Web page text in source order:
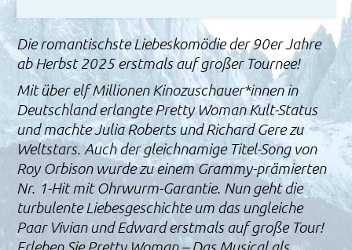
Die romantischste Liebeskomödie der 90er Jahre
ab Herbst 2025 erstmals auf großer Tournee!
Mit über elf Millionen Kinozuschauer*innen in
Deutschland erlangte Pretty Woman Kult-Status
und machte Julia Roberts und Richard Gere zu
Weltstars. Auch der gleichnamige Titel-Song von
Roy Orbison wurde zu einem Grammy-prämierten
Nr. 1-Hit mit Ohrwurm-Garantie. Nun geht die
turbulente Liebesgeschichte um das ungleiche
Paar Vivian und Edward erstmals auf große Tour!